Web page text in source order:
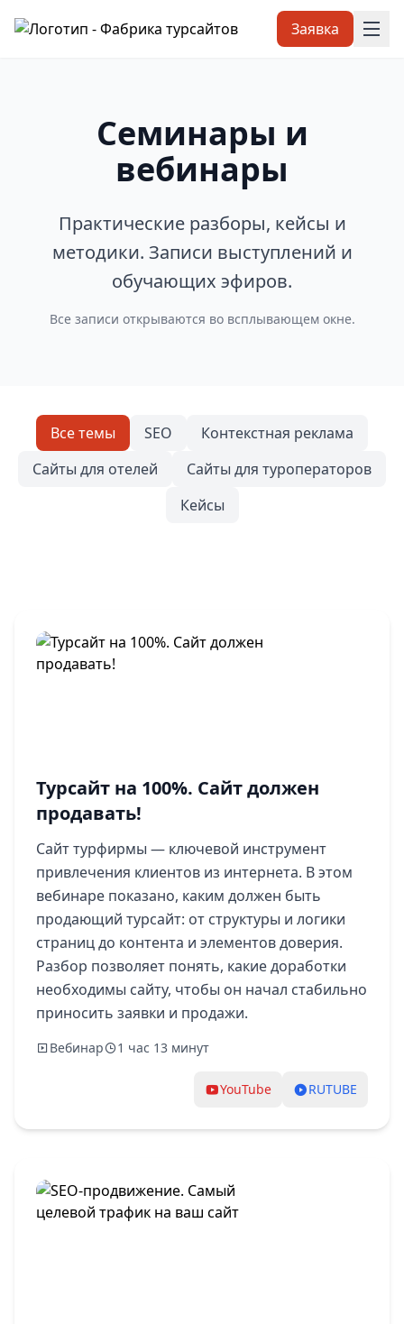
Заявка
Семинары и
вебинары
Практические разборы, кейсы и
методики. Записи выступлений и
обучающих эфиров.
Все записи открываются во всплывающем окне.
Все темы SEO
Контекстная реклама
Сайты для отелей
Сайты для туроператоров
Кейсы
Турсайт на 100%. Сайт должен
продавать!
Сайт турфирмы — ключевой инструмент
привлечения клиентов из интернета. В этом
вебинаре показано, каким должен быть
продающий турсайт: от структуры и логики
страниц до контента и элементов доверия.
Разбор позволяет понять, какие доработки
необходимы сайту, чтобы он начал стабильно
приносить заявки и продажи.
Вебинар 1 час 13 минут
YouTube RUTUBE